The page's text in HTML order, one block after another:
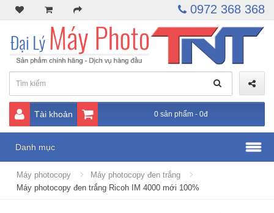
0972 368 368
Tài khoản 0 sản phẩm - 0đ
Danh mục
Máy photocopy
Máy photocopy đen trắng
Máy photocopy đen trắng Ricoh IM 4000 mới 100%